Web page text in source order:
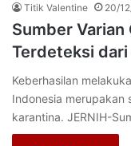
Titik Valentine 20/
Sumber
Terdeteksi
Keberhasilan
Indonesia merupakan
karantina. JERNIH-